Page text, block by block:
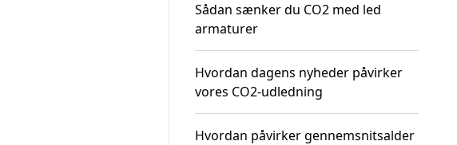
Sådan sænker du CO2 med led
armaturer
Hvordan dagens nyheder påvirker
vores CO2-udledning
Hvordan påvirker gennemsnitsalder